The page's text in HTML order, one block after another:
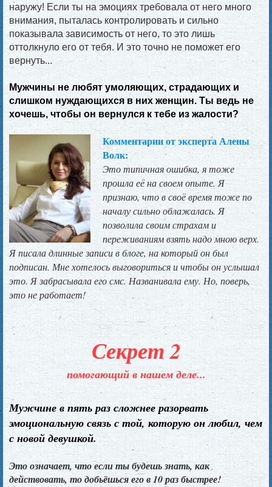
наружу! Если ты на эмоциях требовала от него много
внимания, пыталась контролировать и сильно
показывала зависимость от него, то это лишь
оттолкнуло его от тебя. И это точно не поможет его
вернуть...
Мужчины не любят умоляющих, страдающих и
слишком нуждающихся в них женщин. Ты ведь не
хочешь, чтобы он вернулся к тебе из жалости?
Комментарии от эксперта Алены
Волк:
Это типичная ошибка, я тоже
прошла её на своем опыте. Я
признаю, что в своё время тоже по
началу сильно облажалась. Я
позволила своим страхам и
переживаниям взять надо мною верх.
Я писала длинные записи в блоге, на который он был
подписан. Мне хотелось выговориться и чтобы он услышал
это. Я забрасывала его смс. Названивала ему. Но, поверь,
это не работает!
Секрет 2
помогающий в нашем деле...
Мужчине в пять раз сложнее разорвать
эмоциональную связь с той, которую он любил, чем
с новой девушкой.
Это означает, что если ты будешь знать, как
действовать, то добьёшься его в 10 раз быстрее!